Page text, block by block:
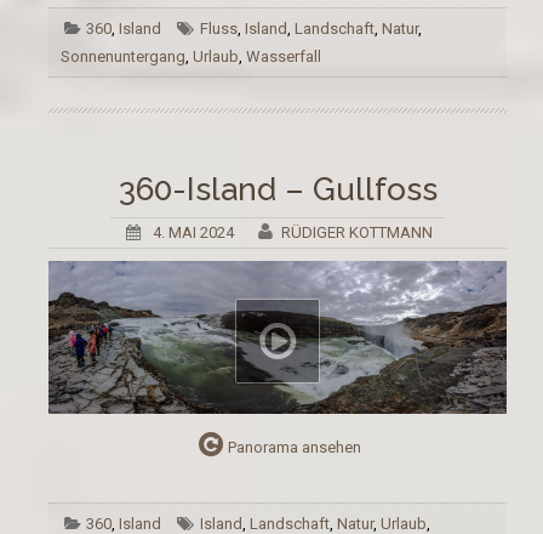
360 ,Island Fluss, Island Landschaft, Natur,
Sonnenuntergang Urlaub Wasserfall
360-Island – Gullfoss
4. MAI 2024 RÜDIGER KOTTMANN
Panorama ansehen
360 ,Island Island Landschaft, Natur, Urlaub